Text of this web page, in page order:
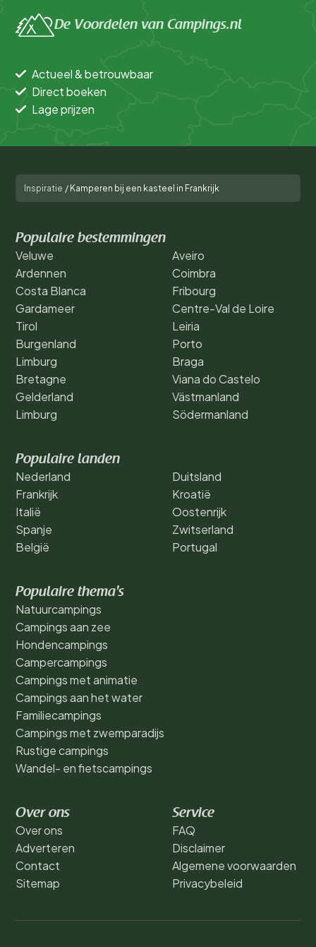
De Voordelen van Campings.nl
Actueel & betrouwbaar
Direct boeken
Lage prijzen
Inspiratie / Kamperen bij een kasteel in Frankrijk
Populaire bestemmingen
Veluwe
Ardennen
Costa Blanca
Gardameer
Tirol
Burgenland
Limburg
Bretagne
Gelderland
Limburg
Aveiro
Coimbra
Fribourg
Centre-Val de Loire
Leiria
Porto
Braga
Viana do Castelo
Västmanland
Södermanland
Populaire landen
Nederland
Frankrijk
Italië
Spanje
België
Duitsland
Kroatië
Oostenrijk
Zwitserland
Portugal
Populaire thema's
Natuurcampings
Campings aan zee
Hondencampings
Campercampings
Campings met animatie
Campings aan het water
Familiecampings
Campings met zwemparadijs
Rustige campings
Wandel- en fietscampings
Over ons
Over ons
Adverteren
Contact
Sitemap
Service
FAQ
Disclaimer
Algemene voorwaarden
Privacybeleid